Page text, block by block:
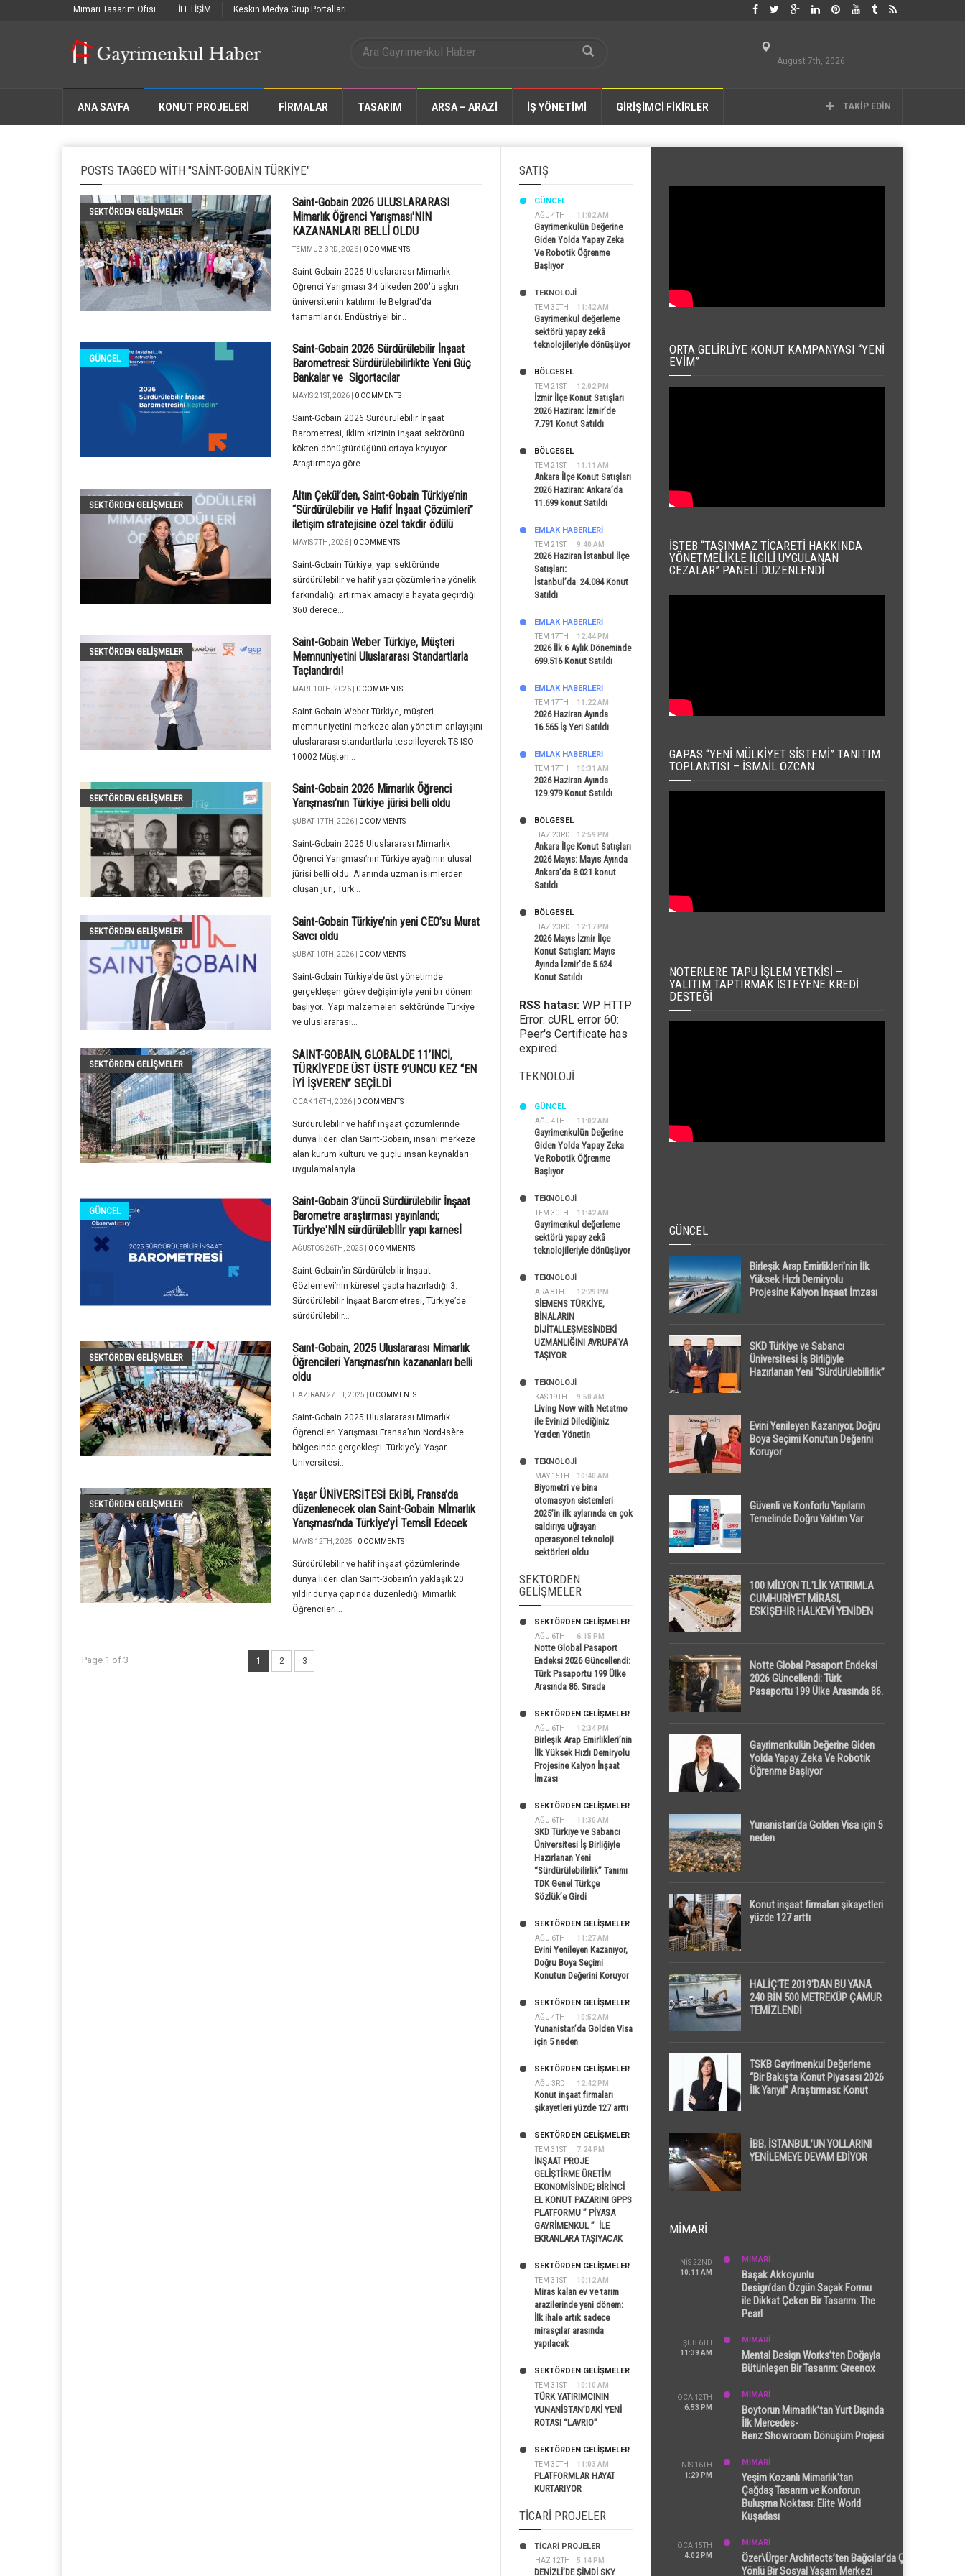
Mimari Tasarım Ofisi İLETİŞİM Keskin Medya Grup Portalları
August 7th, 2026
ANA SAYFA KONUT PROJELERİ FIRMALAR TASARIM ARSA – ARAZİ İŞ YÖNETİMİ GİRİŞİMCİ FİKİRLER TAKIP EDIN
POSTS TAGGED WITH "SAINT-GOBAIN TÜRKIYE"
SEKTÖRDEN GELIŞMELER
Saint-Gobain 2026 ULUSLARARASI
Mimarlık Öğrenci Yarışması'NIN
KAZANANLARI BELLİ OLDU
TEMMUZ 3RD, 2026 | 0 COMMENTS
Saint-Gobain 2026 Uluslararası Mimarlık
Öğrenci Yarışması 34 ülkeden 200'ü aşkın
üniversitenin katılımı ile Belgrad'da
tamamlandı. Endüstriyel bir...
GÜNCEL
Saint-Gobain 2026 Sürdürülebilir İnşaat
Barometresi: Sürdürülebilirlikte Yeni Güç
Bankalar ve Sigortacılar
MAYIS 21ST, 2026 | 0 COMMENTS
Saint-Gobain 2026 Sürdürülebilir İnşaat
Barometresi, iklim krizinin inşaat sektörünü
kökten dönüştürdüğünü ortaya koyuyor.
Araştırmaya göre...
SEKTÖRDEN GELIŞMELER
Altın Çekül’den, Saint-Gobain Türkiye’nin
“Sürdürülebilir ve Hafif İnşaat Çözümleri”
iletişim stratejisine özel takdir ödülü
MAYIS 7TH, 2026 | 0 COMMENTS
Saint-Gobain Türkiye, yapı sektöründe
sürdürülebilir ve hafif yapı çözümlerine yönelik
farkındalığı artırmak amacıyla hayata geçirdiği
360 derece...
SEKTÖRDEN GELIŞMELER
Saint-Gobain Weber Türkiye, Müşteri
Memnuniyetini Uluslararası Standartlarla
Taçlandırdı!
MART 10TH, 2026 | 0 COMMENTS
Saint-Gobain Weber Türkiye, müşteri
memnuniyetini merkeze alan yönetim anlayışını
uluslararası standartlarla tescilleyerek TS ISO
10002 Müşteri...
SEKTÖRDEN GELIŞMELER
Saint-Gobain 2026 Mimarlık Öğrenci
Yarışması’nın Türkiye jürisi belli oldu
ŞUBAT 17TH, 2026 | 0 COMMENTS
Saint-Gobain 2026 Uluslararası Mimarlık
Öğrenci Yarışması’nın Türkiye ayağının ulusal
jürisi belli oldu. Alanında uzman isimlerden
oluşan jüri, Türk...
SEKTÖRDEN GELIŞMELER
Saint-Gobain Türkiye’nin yeni CEO’su Murat
Savcı oldu
ŞUBAT 10TH, 2026 | 0 COMMENTS
Saint-Gobain Türkiye’de üst yönetimde
gerçekleşen görev değişimiyle yeni bir dönem
başlıyor. Yapı malzemeleri sektöründe Türkiye
ve uluslararası...
SEKTÖRDEN GELIŞMELER
SAINT-GOBAIN, GLOBALDE 11’INCİ,
TÜRKİYE’DE ÜST ÜSTE 9’UNCU KEZ “EN
İYİ İŞVEREN” SEÇİLDİ
OCAK 16TH, 2026 | 0 COMMENTS
Sürdürülebilir ve hafif inşaat çözümlerinde
dünya lideri olan Saint-Gobain, insanı merkeze
alan kurum kültürü ve güçlü insan kaynakları
uygulamalarıyla...
GÜNCEL
Saint-Gobain 3’üncü Sürdürülebilir İnşaat
Barometre araştırması yayınlandı;
Türkİye'NİN sürdürülebİlİr yapı karnesİ
AĞUSTOS 26TH, 2025 | 0 COMMENTS
Saint-Gobain’in Sürdürülebilir İnşaat
Gözlemevi’nin küresel çapta hazırladığı 3.
Sürdürülebilir İnşaat Barometresi, Türkiye’de
sürdürülebilir...
SEKTÖRDEN GELIŞMELER
Saınt-Gobain, 2025 Uluslararası Mimarlık
Öğrencileri Yarışması’nın kazananları belli
oldu
HAZIRAN 27TH, 2025 | 0 COMMENTS
Saint-Gobain 2025 Uluslararası Mimarlık
Öğrencileri Yarışması Fransa’nın Nord-Isère
bölgesinde gerçekleşti. Türkiye’yi Yaşar
Üniversitesi...
SEKTÖRDEN GELIŞMELER
Yaşar ÜNİVERSİTESİ EkİBİ, Fransa’da
düzenlenecek olan Saint-Gobain Mİmarlık
Yarışması’nda Türkİye’yİ Temsİl Edecek
MAYIS 12TH, 2025 | 0 COMMENTS
Sürdürülebilir ve hafif inşaat çözümlerinde
dünya lideri olan Saint-Gobain’in yaklaşık 20
yıldır dünya çapında düzenlediği Mimarlık
Öğrencileri...
Page 1 of 3 1 2 3
SATIŞ
AĞU 4TH 11:02 AM
GÜNCEL
Gayrimenkulün Değerine
Giden Yolda Yapay Zeka
Ve Robotik Öğrenme
Başlıyor
TEM 30TH 11:42 AM
TEKNOLOJİ
Gayrimenkul değerleme
sektörü yapay zekâ
teknolojileriyle dönüşüyor
TEM 21ST 12:02 PM
BÖLGESEL
İzmir İlçe Konut Satışları
2026 Haziran: İzmir’de
7.791 Konut Satıldı
TEM 21ST 11:11 AM
BÖLGESEL
Ankara İlçe Konut Satışları
2026 Haziran: Ankara’da
11.699 konut Satıldı
TEM 21ST 9:40 AM
EMLAK HABERLERI
2026 Haziran İstanbul İlçe
Satışları:
İstanbul’da 24.084 Konut
Satıldı
TEM 17TH 12:44 PM
EMLAK HABERLERI
2026 İlk 6 Aylık Döneminde
699.516 Konut Satıldı
TEM 17TH 11:22 AM
EMLAK HABERLERI
2026 Haziran Ayında
16.565 İş Yeri Satıldı
TEM 17TH 10:31 AM
EMLAK HABERLERI
2026 Haziran Ayında
129.979 Konut Satıldı
HAZ 23RD 12:59 PM
BÖLGESEL
Ankara İlçe Konut Satışları
2026 Mayıs: Mayıs Ayında
Ankara’da 8.021 konut
Satıldı
HAZ 23RD 12:17 PM
BÖLGESEL
2026 Mayıs İzmir İlçe
Konut Satışları: Mayıs
Ayında İzmir’de 5.624
Konut Satıldı
RSS hatası: WP HTTP
Error: cURL error 60:
Peer's Certificate has
expired.
TEKNOLOJI
AĞU 4TH 11:02 AM
GÜNCEL
Gayrimenkulün Değerine
Giden Yolda Yapay Zeka
Ve Robotik Öğrenme
Başlıyor
TEM 30TH 11:42 AM
TEKNOLOJİ
Gayrimenkul değerleme
sektörü yapay zekâ
teknolojileriyle dönüşüyor
ARA 8TH 12:29 PM
TEKNOLOJİ
SİEMENS TÜRKİYE,
BİNALARIN
DİJİTALLEŞMESİNDEKİ
UZMANLIĞINI AVRUPA’YA
TAŞIYOR
KAS 19TH 9:50 AM
TEKNOLOJİ
Living Now with Netatmo
ile Evinizi Dilediğiniz
Yerden Yönetin
MAY 15TH 10:40 AM
TEKNOLOJİ
Biyometri ve bina
otomasyon sistemleri
2025’in ilk aylarında en çok
saldırıya uğrayan
operasyonel teknoloji
sektörleri oldu
SEKTÖRDEN
GELIŞMELER
AĞU 6TH 6:15 PM
SEKTÖRDEN GELIŞMELER
Notte Global Pasaport
Endeksi 2026 Güncellendi:
Türk Pasaportu 199 Ülke
Arasında 86. Sırada
AĞU 6TH 12:34 PM
SEKTÖRDEN GELIŞMELER
Birleşik Arap Emirlikleri’nin
İlk Yüksek Hızlı Demiryolu
Projesine Kalyon İnşaat
İmzası
AĞU 6TH 11:30 AM
SEKTÖRDEN GELIŞMELER
SKD Türkiye ve Sabancı
Üniversitesi İş Birliğiyle
Hazırlanan Yeni
“Sürdürülebilirlik” Tanımı
TDK Genel Türkçe
Sözlük’e Girdi
AĞU 6TH 11:27 AM
SEKTÖRDEN GELIŞMELER
Evini Yenileyen Kazanıyor,
Doğru Boya Seçimi
Konutun Değerini Koruyor
AĞU 4TH 10:52 AM
SEKTÖRDEN GELIŞMELER
Yunanistan’da Golden Visa
için 5 neden
AĞU 3RD 12:42 PM
SEKTÖRDEN GELIŞMELER
Konut inşaat firmaları
şikayetleri yüzde 127 arttı
TEM 31ST 7:24 PM
SEKTÖRDEN GELIŞMELER
İNŞAAT PROJE
GELİŞTİRME ÜRETİM
EKONOMİSİNDE; BİRİNCİ
EL KONUT PAZARINI GPPS
PLATFORMU ” PİYASA
GAYRİMENKUL ” İLE
EKRANLARA TAŞIYACAK
TEM 31ST 10:12 AM
SEKTÖRDEN GELIŞMELER
Miras kalan ev ve tarım
arazilerinde yeni dönem:
İlk ihale artık sadece
mirasçılar arasında
yapılacak
TEM 31ST 10:10 AM
SEKTÖRDEN GELIŞMELER
TÜRK YATIRIMCININ
YUNANİSTAN’DAKİ YENİ
ROTASI “LAVRIO”
TEM 30TH 11:03 AM
SEKTÖRDEN GELIŞMELER
PLATFORMLAR HAYAT
KURTARIYOR
TICARI PROJELER
HAZ 12TH 5:14 PM
TİCARİ PROJELER
DENİZLİ’DE ŞİMDİ SKY
ORTA GELIRLIYE KONUT KAMPANYASI “YENI
EVIM”
İSTEB “TAŞINMAZ TICARETI HAKKINDA
YÖNETMELIKLE İLGILI UYGULANAN
CEZALAR” PANELI DÜZENLENDI
GAPAS “YENI MÜLKIYET SISTEMI” TANITIM
TOPLANTISI – İSMAIL ÖZCAN
NOTERLERE TAPU İŞLEM YETKISI –
YALITIM TAPTIRMAK İSTEYENE KREDI
DESTEĞI
GÜNCEL
Birleşik Arap Emirlikleri’nin İlk
Yüksek Hızlı Demiryolu
Projesine Kalyon İnşaat İmzası
SKD Türkiye ve Sabancı
Üniversitesi İş Birliğiyle
Hazırlanan Yeni “Sürdürülebilirlik”
Evini Yenileyen Kazanıyor, Doğru
Boya Seçimi Konutun Değerini
Koruyor
Güvenli ve Konforlu Yapıların
Temelinde Doğru Yalıtım Var
100 MİLYON TL’LİK YATIRIMLA
CUMHURİYET MİRASI,
ESKİŞEHİR HALKEVİ YENİDEN
Notte Global Pasaport Endeksi
2026 Güncellendi: Türk
Pasaportu 199 Ülke Arasında 86.
Gayrimenkulün Değerine Giden
Yolda Yapay Zeka Ve Robotik
Öğrenme Başlıyor
Yunanistan’da Golden Visa için 5
neden
Konut inşaat firmaları şikayetleri
yüzde 127 arttı
HALİÇ’TE 2019’DAN BU YANA
240 BİN 500 METREKÜP ÇAMUR
TEMİZLENDİ
TSKB Gayrimenkul Değerleme
“Bir Bakışta Konut Piyasası 2026
İlk Yarıyıl” Araştırması: Konut
Dikkat Çekti
İBB, İSTANBUL’UN YOLLARINI
YENİLEMEYE DEVAM EDİYOR
MIMARI
NIS 22ND
10:11 AM
MİMARİ
Başak Akkoyunlu
Design’dan Özgün Saçak Formu
ile Dikkat Çeken Bir Tasarım: The
Pearl
ŞUB 6TH
11:39 AM
MİMARİ
Mental Design Works’ten Doğayla
Bütünleşen Bir Tasarım: Greenox
OCA 12TH
6:53 PM
MİMARİ
Boytorun Mimarlık’tan Yurt Dışında
İlk Mercedes-
Benz Showroom Dönüşüm Projesi
NIS 16TH
1:29 PM
MİMARİ
Yeşim Kozanlı Mimarlık’tan
Çağdaş Tasarım ve Konforun
Buluşma Noktası: Elite World
Kuşadası
OCA 15TH
4:02 PM
MİMARİ
Özer\Ürger Architects’ten Bağcılar’da Çok
Yönlü Bir Sosyal Yaşam Merkezi